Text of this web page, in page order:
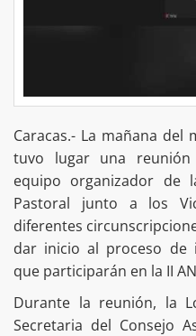
Caracas.- La mañana del
tuvo lugar una
equipo organizador de
Pastoral junto a los
diferentes
dar inicio al proceso de
que participarán en la II
Durante la reunión, la
Secretaria del Consejo